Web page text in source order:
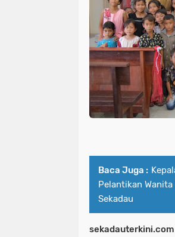
Baca Juga :
Pelantikan
Sekadau
sekadauterkini.com